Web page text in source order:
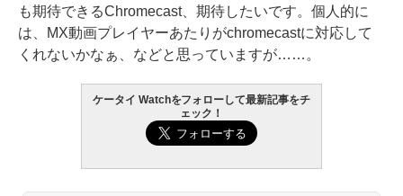
も期待できるChromecast、期待したいです。個人的に
は、MX動画プレイヤーあたりがchromecastに対応して
くれないかなぁ、などと思っていますが……。
ケータイ Watchをフォローして最新記事をチ
ェック！